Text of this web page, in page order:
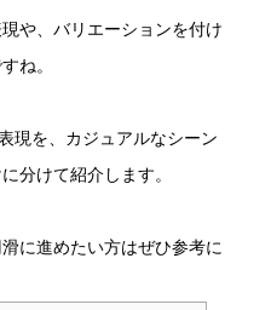
や、バリエーションを付け
ね。
現を、カジュアルなシーン
分けて紹介します。
に進めたい方はぜひ参考に